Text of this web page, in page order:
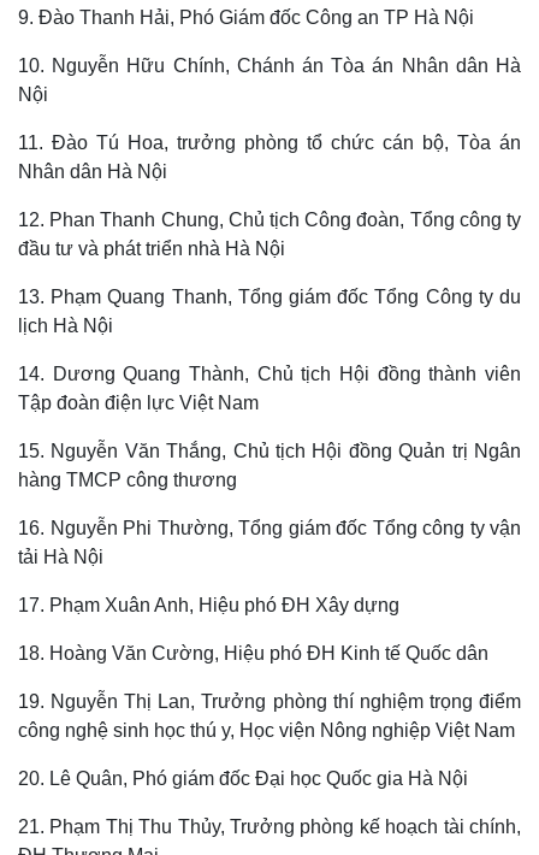
Thế giới
Quan sát
Hồ sơ
Multimedia
E-Magazine
9. Đào Thanh Hải, Phó Giám đốc Công an TP Hà Nội
10. Nguyễn Hữu Chính, Chánh án Tòa án Nhân dân Hà
Nội
11. Đào Tú Hoa, trưởng phòng tổ chức cán bộ, Tòa án
Nhân dân Hà Nội
12. Phan Thanh Chung, Chủ tịch Công đoàn, Tổng công ty
đầu tư và phát triển nhà Hà Nội
13. Phạm Quang Thanh, Tổng giám đốc Tổng Công ty du
lịch Hà Nội
14. Dương Quang Thành, Chủ tịch Hội đồng thành viên
Tập đoàn điện lực Việt Nam
15. Nguyễn Văn Thắng, Chủ tịch Hội đồng Quản trị Ngân
hàng TMCP công thương
16. Nguyễn Phi Thường, Tổng giám đốc Tổng công ty vận
tải Hà Nội
17. Phạm Xuân Anh, Hiệu phó ĐH Xây dựng
18. Hoàng Văn Cường, Hiệu phó ĐH Kinh tế Quốc dân
19. Nguyễn Thị Lan, Trưởng phòng thí nghiệm trọng điểm
công nghệ sinh học thú y, Học viện Nông nghiệp Việt Nam
20. Lê Quân, Phó giám đốc Đại học Quốc gia Hà Nội
21. Phạm Thị Thu Thủy, Trưởng phòng kế hoạch tài chính,